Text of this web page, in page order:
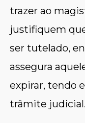
trazer ao
justifiquem
ser tutelado,
assegura
expirar, tendo
trâmite judicial.